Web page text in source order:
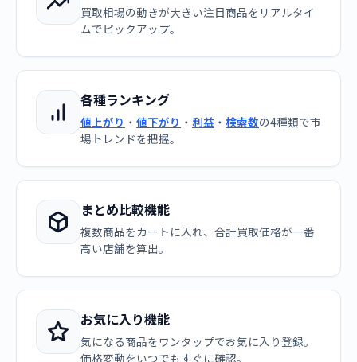
買取相場の動きが大きい注目商品をリアルタイ
ムでピックアップ。
各種ランキング
値上がり ・ 値下がり ・ 利益 ・ 検索数の4種類で市
場トレンドを把握。
まとめ比較機能
複数商品をカートに入れ、合計買取価格が一番
高い店舗を算出。
お気に入り機能
気になる商品をワンタップでお気に入り登録。
価格変動をいつでもすぐに確認。